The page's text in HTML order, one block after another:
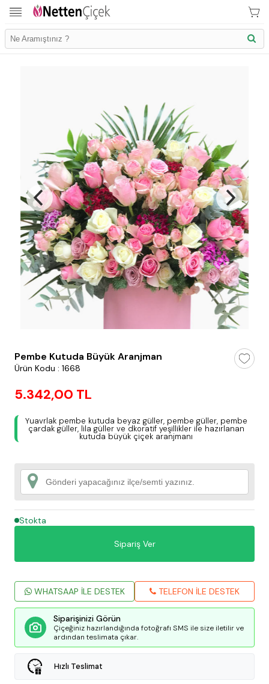
Pembe Kutuda Büyük Aranjman
Ürün Kodu : 1668
5.342,00 TL
Yuavrlak pembe kutuda beyaz güller, pembe güller, pembe
çardak güller, lila güller ve dkoratif yeşillikler ile hazırlanan
kutuda büyük çiçek aranjmanı
Stokta
Sipariş Ver
WHATSAAP İLE DESTEK TELEFON İLE DESTEK
Siparişinizi Görün
Çiçeğiniz hazırlandığında fotoğrafı SMS ile size iletilir ve
ardından teslimata çıkar.
Hızlı Teslimat
İletişim Bilgilerimiz
KVK Bilgilendirme
Ödeme Bllgileri
testt